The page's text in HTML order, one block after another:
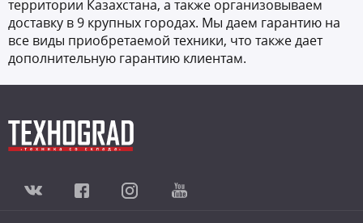
территории Казахстана, а также организовываем
доставку в 9 крупных городах. Мы даем гарантию на
все виды приобретаемой техники, что также дает
дополнительную гарантию клиентам.